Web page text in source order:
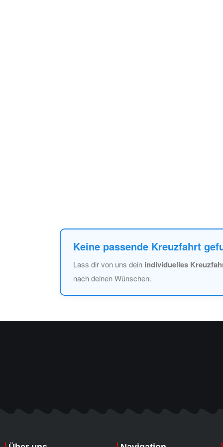
Keine passende Kreuzfahrt
Lass dir von uns dein individuelles
nach deinen Wünschen.